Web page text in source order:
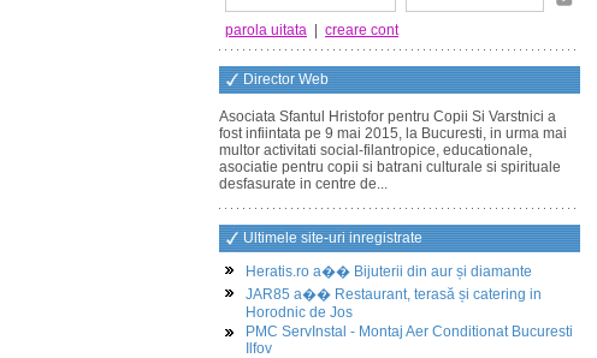
parola uitata creare cont
Director Web
Asociata Sfantul Hristofor pentru Copii Si Varstnici a
fost infiintata pe 9 mai 2015, la Bucuresti, in urma mai
multor activitati social-filantropice, educationale,
asociatie pentru copii si batrani culturale si spirituale
desfasurate in centre de...
Ultimele site-uri inregistrate
Heratis.ro a�� Bijuterii din aur și diamante
JAR85 a�� Restaurant, terasă și catering in
Horodnic de Jos
PMC ServInstal - Montaj Aer Conditionat Bucuresti
Ilfov